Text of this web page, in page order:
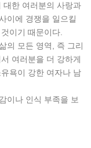
대한 여러분의 사랑과
이에 경쟁을 일으킬
이기 때문이다.
의 모든 영역, 즉 그리
여러분을 더 강하게
욕이 강한 여자나 남
이나 인식 부족을 보